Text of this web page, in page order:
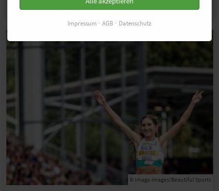
zum Wattlauf zu gewinnen!…MEHR
© imago images/Beautiful Sports
Impressum AGB Datenschutz